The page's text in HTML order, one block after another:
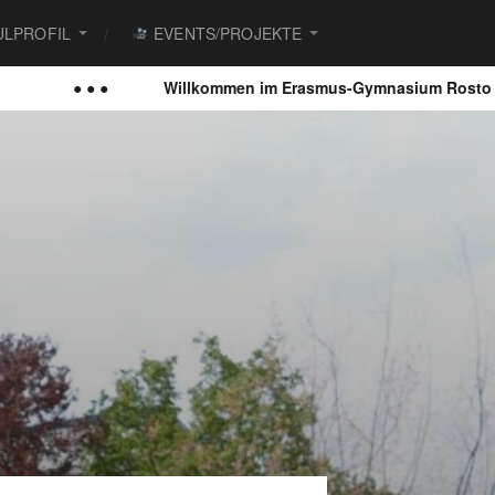
EVENTS/PROJEKTE
Willkommen im Erasmus-Gymnasium Rostock